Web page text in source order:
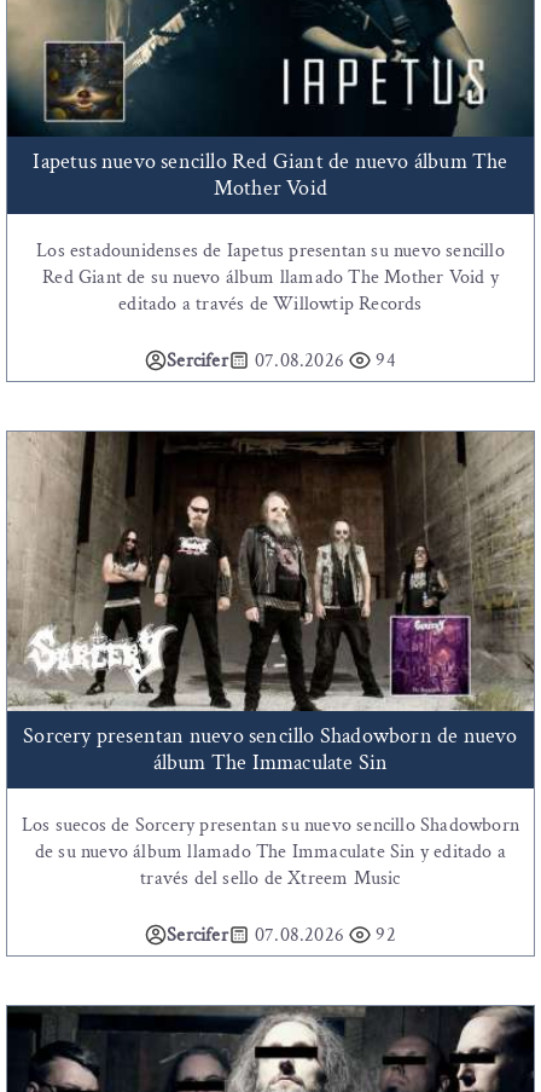
Iapetus nuevo sencillo Red Giant de nuevo álbum The
Mother Void
Los estadounidenses de Iapetus presentan su nuevo sencillo
Red Giant de su nuevo álbum llamado The Mother Void y
editado a través de Willowtip Records
Sercifer 07.08.2026 94
Sorcery presentan nuevo sencillo Shadowborn de nuevo
álbum The Immaculate Sin
Los suecos de Sorcery presentan su nuevo sencillo Shadowborn
de su nuevo álbum llamado The Immaculate Sin y editado a
través del sello de Xtreem Music
Sercifer 07.08.2026 92